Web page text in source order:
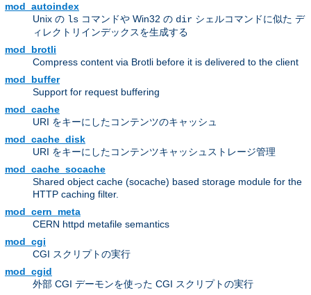
mod_autoindex
Unix の ls コマンドや Win32 の dir シェルコマンドに似た デ
ィレクトリインデックスを生成する
mod_brotli
Compress content via Brotli before it is delivered to the client
mod_buffer
Support for request buffering
mod_cache
URI をキーにしたコンテンツのキャッシュ
mod_cache_disk
URI をキーにしたコンテンツキャッシュストレージ管理
mod_cache_socache
Shared object cache (socache) based storage module for the
HTTP caching filter.
mod_cern_meta
CERN httpd metafile semantics
mod_cgi
CGI スクリプトの実行
mod_cgid
外部 CGI デーモンを使った CGI スクリプトの実行